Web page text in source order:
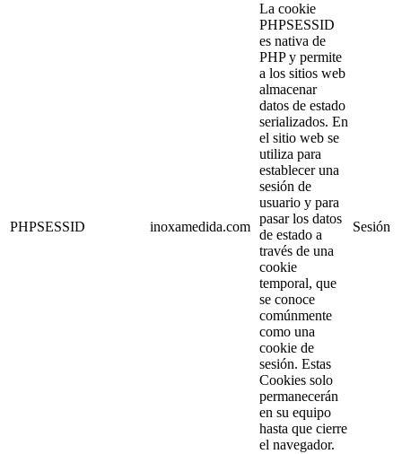
PHPSESSID inoxamedida.com
La cookie
PHPSESSID
es nativa de
PHP y permite
a los sitios web
almacenar
datos de estado
serializados. En
el sitio web se
utiliza para
establecer una
sesión de
usuario y para
pasar los datos
de estado a
través de una
cookie
temporal, que
se conoce
comúnmente
como una
cookie de
sesión. Estas
Cookies solo
permanecerán
en su equipo
hasta que cierre
el navegador.
Sesión